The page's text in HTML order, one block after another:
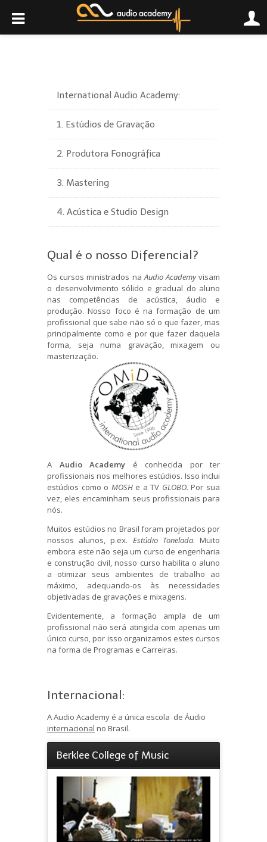
International Audio Academy:
1. Estúdios de Gravação
2. Produtora Fonográfica
3. Mastering
4. Acústica e Studio Design
Qual é o nosso Diferencial?
Os cursos ministrados na Audio Academyvisam
o desenvolvimento sólido e gradual do aluno
nas competências de acústica, áudio e
produção. Nosso foco é na formação de um
profissional que sabe não só o que fazer, mas
principalmente como e por que fazer daquela
forma, seja numa gravação, mixagem ou
masterização.
A Audio Academy é conhecida por ter
profissionais nos melhores estúdios. Isso inclui
estúdios como o MOSHe a TV GLOBO. Por sua
vez, eles encaminham seus profissionais para
nós.
Muitos estúdios no Brasil foram projetados por
nossos alunos,p.ex. Estúdio Tonelada. Muito
embora este não seja um curso de engenharia
e construção civil, nosso curso habilita o aluno
a otimizar seus ambientes de trabalho ao
máximo, adequando-os às necessidades
objetivadas de gravações e mixagens.
Evidentemente, a formação ampla de um
profissional não será atingida com apenas um
único curso, por isso organizamos estes cursos
na forma de Programas e Carreiras.
Internacional:
A Audio Academy é a única escola de Áudio
internacional no Brasil.
Berklee College of Music